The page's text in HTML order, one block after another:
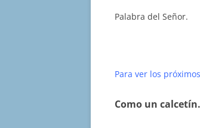
Palabra del Señor.
Para ver los
Como un calcetín.